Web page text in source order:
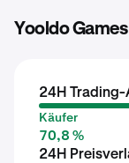
Yooldo
24H
Käufer
70,8 %
24H